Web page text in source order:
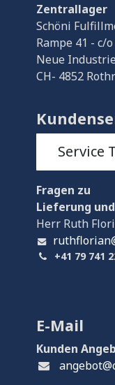
Zentrallager
Schöni
Rampe 41 - c/
Neue
CH- 4852
Service
Fragen zu
Lieferung
Herr Ruth
+41 79 741
E-Mail
Kunden